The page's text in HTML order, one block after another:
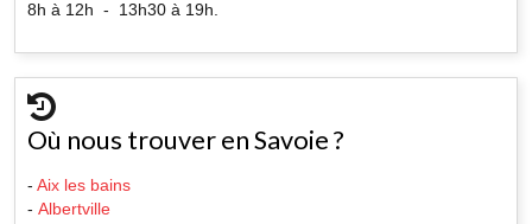
8h à 12h - 13h30 à 19h.
Où nous trouver en Savoie ?
- Aix les bains
- Albertville